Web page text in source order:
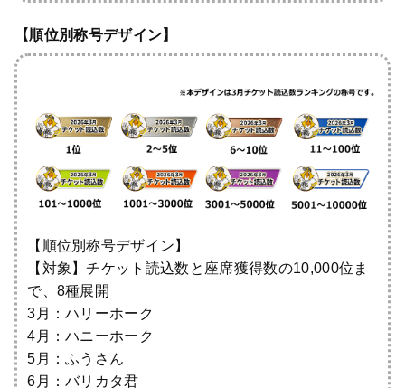
【順位別称号デザイン】
【順位別称号デザイン】
【対象】チケット読込数と座席獲得数の10,000位ま
で、8種展開
3月：ハリーホーク
4月：ハニーホーク
5月：ふうさん
6月：バリカタ君